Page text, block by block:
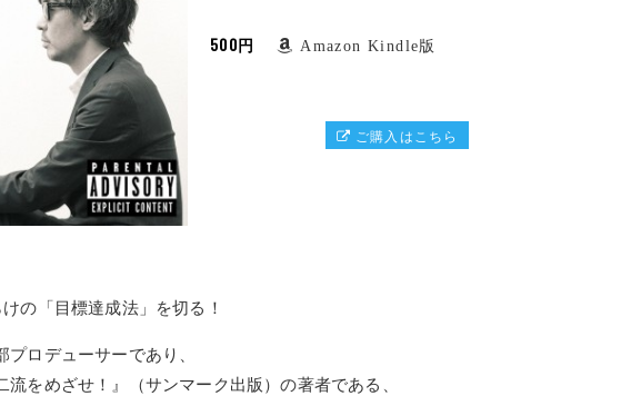
500円 Amazon Kindle版
ご購入はこちら
の「目標達成法」を切る！
プロデューサーであり、
流をめざせ！』（サンマーク出版）の著者である、